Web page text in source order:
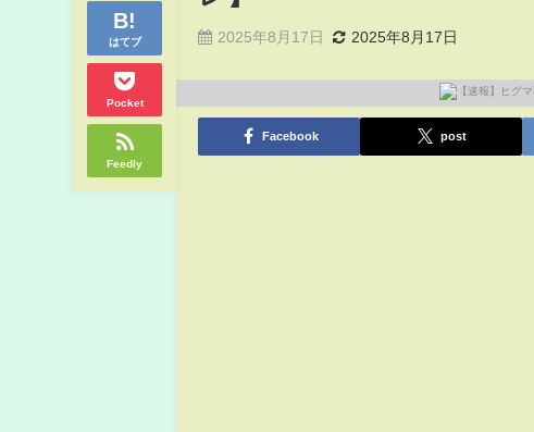
はてブ
Pocket
Feedly
2025年8月17日 2025年8月17日
Facebook post